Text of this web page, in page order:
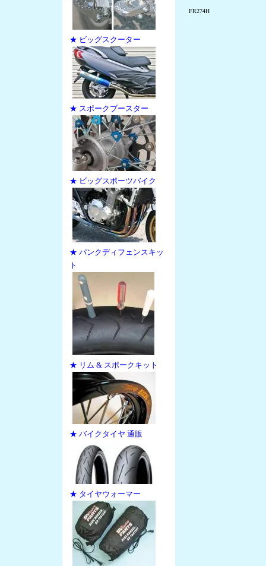
★ ビッグスクーター
★ スポークブースター
★ ビッグスポーツバイク
★ パンクディフェンスキッ
ト
★ リム & スポークキット
★ バイクタイヤ 通販
★ タイヤウォーマー
FR274H